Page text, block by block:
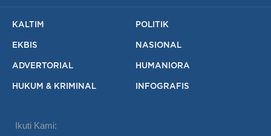
KALTIM POLITIK
EKBIS NASIONAL
ADVERTORIAL HUMANIORA
HUKUM & KRIMINAL INFOGRAFIS
Ikuti Kami: